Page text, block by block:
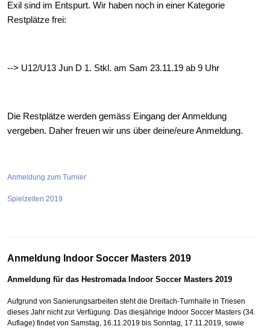
Exil sind im Entspurt. Wir haben noch in einer Kategorie
Restplätze frei:
--> U12/U13 Jun D 1. Stkl. am Sam 23.11.19 ab 9 Uhr
Die Restplätze werden gemäss Eingang der Anmeldung
vergeben. Daher freuen wir uns über deine/eure Anmeldung.
Anmeldung zum Turnier
Spielzeiten 2019
Anmeldung Indoor Soccer Masters 2019
Anmeldung für das Hestromada Indoor Soccer Masters 2019
Aufgrund von Sanierungsarbeiten steht die Dreifach-Turnhalle in Triesen
dieses Jahr nicht zur Verfügung. Das diesjährige Indoor Soccer Masters (34.
Auflage) findet von Samstag, 16.11.2019 bis Sonntag, 17.11.2019, sowie